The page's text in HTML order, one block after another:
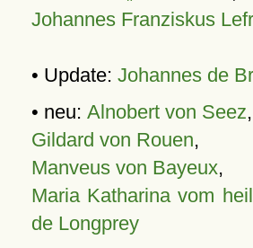
Johannes Franziskus
• Update: Johannes de
• neu: Alnobert von Seez,
Gildard von Rouen,
Manveus von Bayeux,
Maria Katharina vom
de Longprey